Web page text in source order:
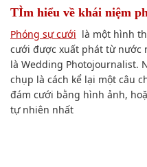
TÌm hiểu về khái niệm
Phóng sự cưới là một hình
cưới được xuất phát từ nước
là Wedding Photojournalist.
chụp là cách kể lại một câu
đám cưới bằng hình ảnh,
tự nhiên nhất